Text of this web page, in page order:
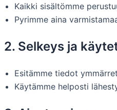
Kaikki sisältömme
Pyrimme aina
2. Selkeys ja
Esitämme tiedot
Käytämme helposti